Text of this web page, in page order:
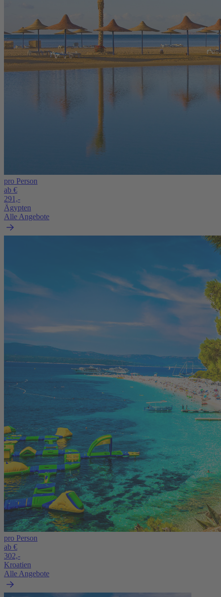
pro Person
ab €
291,-
Ägypten
Alle Angebote
pro Person
ab €
302,-
Kroatien
Alle Angebote